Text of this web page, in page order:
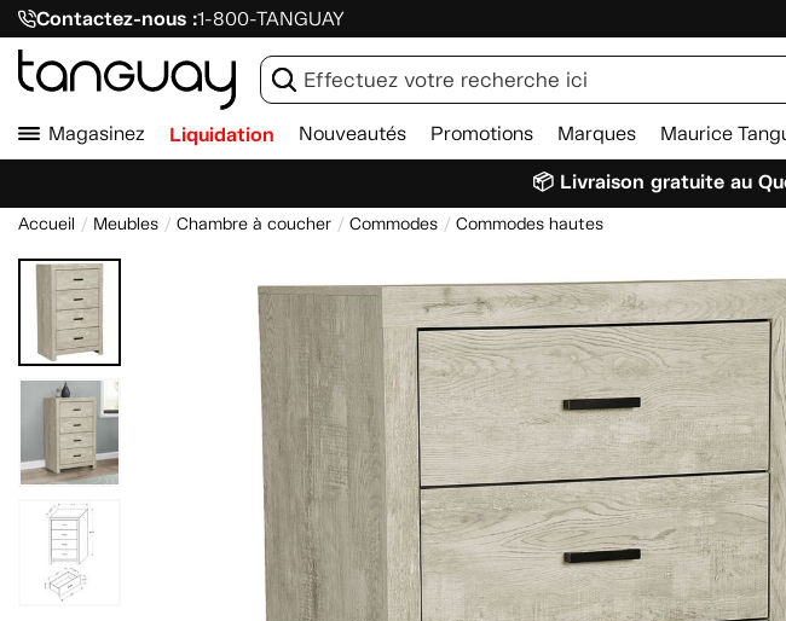
Contactez-nous :1-800-TANGUAY
Magasinez Liquidation Nouveautés Promotions Marques Maurice
📦 Livraison gratuite au
Accueil Meubles Chambre à coucher Commodes Commodes hautes